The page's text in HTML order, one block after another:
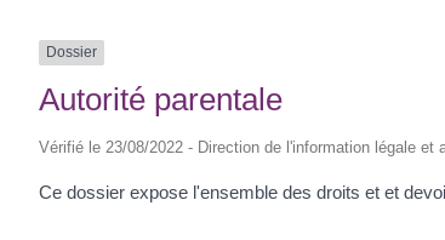
Dossier
Autorité parentale
Vérifié le 23/08/2022 - Direction de l'information légale et
Ce dossier expose l'ensemble des droits et et